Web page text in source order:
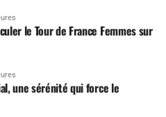
le Tour de France Femmes sur
une sérénité qui force le